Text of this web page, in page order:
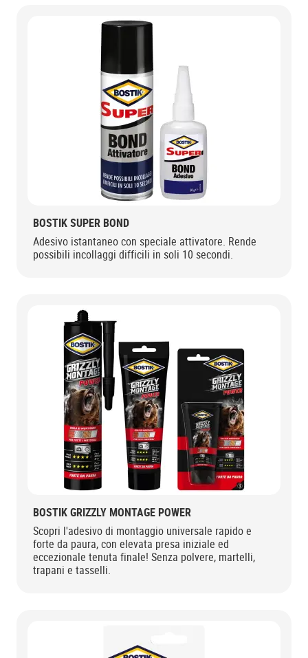
BOSTIK SUPER BOND
Adesivo istantaneo con speciale attivatore. Rende
possibili incollaggi difficili in soli 10 secondi.
BOSTIK GRIZZLY MONTAGE POWER
Scopri l'adesivo di montaggio universale rapido e
forte da paura, con elevata presa iniziale ed
eccezionale tenuta finale! Senza polvere, martelli,
trapani e tasselli.